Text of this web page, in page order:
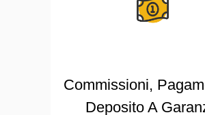
Commissioni,
Deposito A